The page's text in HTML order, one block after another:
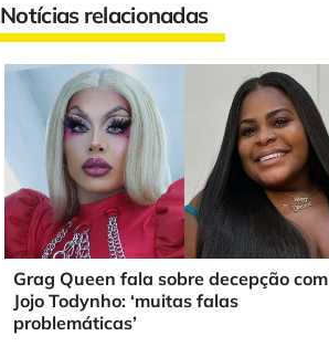
Notícias relacionadas
Grag Queen fala sobre decepção com
Jojo Todynho: ‘muitas falas
problemáticas’